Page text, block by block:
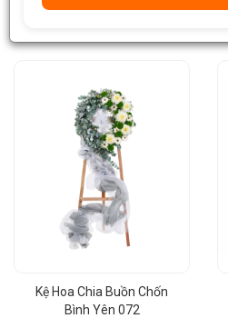
Kệ Hoa Chia Buồn Chốn
Bình Yên 072